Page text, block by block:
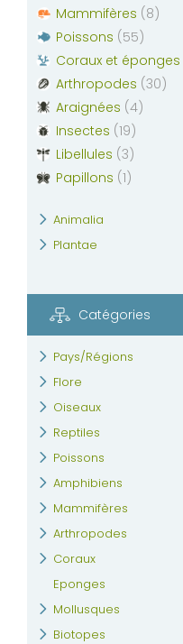
Mammifères (8)
Poissons (55)
Coraux et éponges
Arthropodes (30)
Araignées (4)
Insectes (19)
Libellules (3)
Papillons (1)
Animalia
Plantae
Catégories
Pays/Régions
Flore
Oiseaux
Reptiles
Poissons
Amphibiens
Mammifères
Arthropodes
Coraux
Eponges
Mollusques
Biotopes